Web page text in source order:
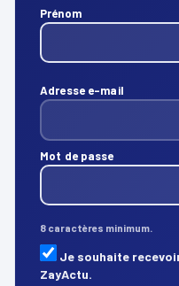
Prénom
Adresse e-mail
Mot de passe
8 caractères minimum.
Je souhaite
ZayActu.